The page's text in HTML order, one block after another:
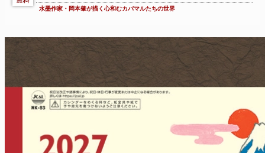
水墨作家・岡本肇が描く心和むカバマルたちの世界